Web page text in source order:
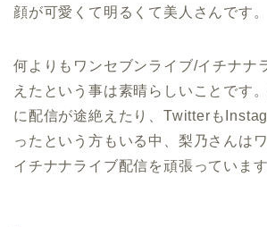
顔が可愛くて明るくて美人さんです。
何よりもワンセブンライブ/イチナナ
えたという事は素晴らしいことです
に配信が途絶えたり、Twitterも
ったという方もいる中、梨乃さんは
イチナナライブ配信を頑張っています